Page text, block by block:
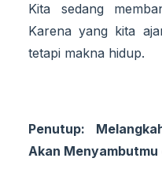
Kita sedang
Karena yang kita
tetapi makna hidup.
Penutup:
Akan Menyambutmu